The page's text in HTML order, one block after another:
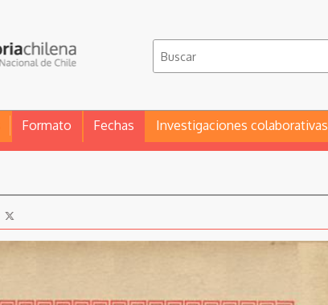
Formato Fechas Investigaciones colaborativas